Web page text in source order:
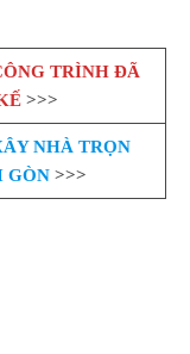
TRÌNH ĐÃ
>>>
NHÀ TRỌN
GÒN>>>